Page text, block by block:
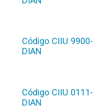
Código CIIU
DIAN
Código CIIU
DIAN